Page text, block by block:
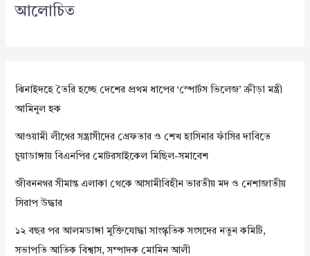
আলোচিত
ঝিনাইদহে তৈরি হচ্ছে দেশের প্রথম ধাপের ‘স্পোর্টস ভিলেজ’ ক্রীড়া মন্ত্রী
আমিনুল হক
আওয়ামী লীগের সন্ত্রাসীদের গ্রেফতার ও শেখ হাসিনার ফাঁসির দাবিতে
চুয়াডাঙ্গায় বিএনপির মোটরসাইকেল মিছিল-সমাবেশ
জীবননগর সীমান্ত এলাকা থেকে আসামীবিহীন ভারতীয় মদ ও নেশাজাতীয়
সিরাপ উদ্ধার
১২ বছর পর আলমডাঙ্গা মুক্তিযোদ্ধা সাংস্কৃতিক সংসদের নতুন কমিটি,
সভাপতি আতিক বিশ্বাস, সম্পাদক মোমিন আলী